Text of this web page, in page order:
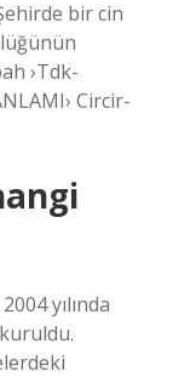
bir cin
›Tdk-
Circir-
yılında